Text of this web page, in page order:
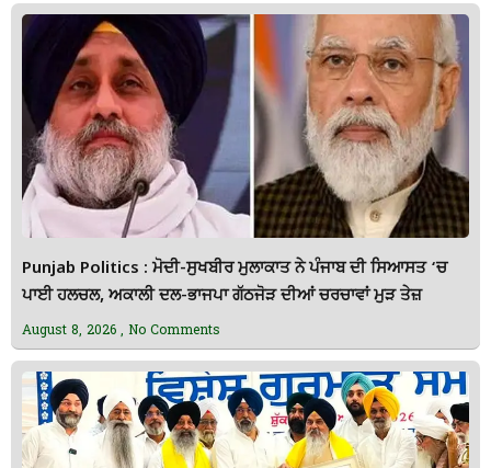
Punjab Politics : ਮੋਦੀ-ਸੁਖਬੀਰ ਮੁਲਾਕਾਤ ਨੇ ਪੰਜਾਬ ਦੀ ਸਿਆਸਤ ‘ਚ
ਪਾਈ ਹਲਚਲ, ਅਕਾਲੀ ਦਲ-ਭਾਜਪਾ ਗੱਠਜੋੜ ਦੀਆਂ ਚਰਚਾਵਾਂ ਮੁੜ ਤੇਜ਼
August 8, 2026 No Comments